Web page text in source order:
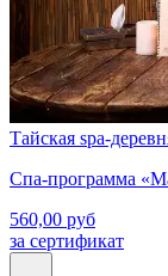
Тайская spa-
Спа-программа
560,00 руб
за сертификат